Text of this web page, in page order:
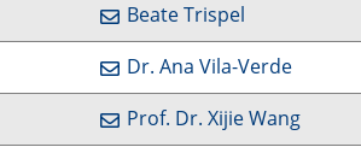
Beate Trispel
Dr. Ana Vila-Verde
Prof. Dr. Xijie Wang